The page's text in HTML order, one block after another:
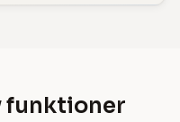
funktioner